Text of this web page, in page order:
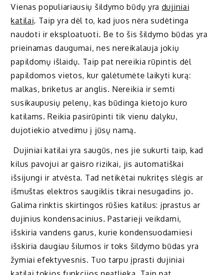
Vienas populiariausių šildymo būdų yra dujiniai
katilai. Taip yra dėl to, kad juos nėra sudėtinga
naudoti ir eksploatuoti. Be to šis šildymo būdas yra
prieinamas daugumai, nes nereikalauja jokių
papildomų išlaidų. Taip pat nereikia rūpintis dėl
papildomos vietos, kur galėtumėte laikyti kurą:
malkas, briketus ar anglis. Nereikia ir semti
susikaupusių pelenų, kas būdinga kietojo kuro
katilams. Reikia pasirūpinti tik vienu dalyku,
dujotiekio atvedimu į jūsų namą.
Dujiniai katilai yra saugūs, nes jie sukurti taip, kad
kilus pavojui ar gaisro rizikai, jis automatiškai
išsijungi ir atvėsta. Tad netikėtai nukritęs slėgis ar
išmuštas elektros saugiklis tikrai nesugadins jo.
Galima rinktis skirtingos rūšies katilus: įprastus ar
dujinius kondensacinius. Pastarieji veikdami,
išskiria vandens garus, kurie kondensuodamiesi
išskiria daugiau šilumos ir toks šildymo būdas yra
žymiai efektyvesnis. Tuo tarpu įprasti dujiniai